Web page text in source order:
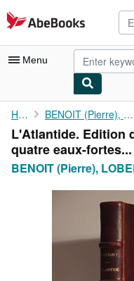
Skip to main content
AbeBooks.com
Menu
My Account
My Purchases
Advanced Search
Browse Collections
Art & Collectibles
Home BENOIT (Pierre), LOBEL-RICHE
L'Atlantide. Edition
quatre eaux-fortes...
BENOIT (Pierre),